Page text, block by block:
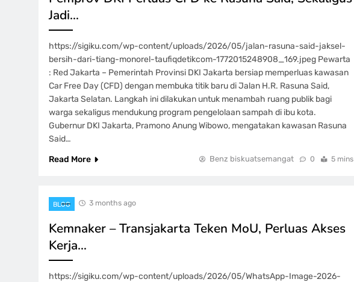
Jadi…
https://sigiku.com/wp-content/uploads/2026/05/jalan-rasuna-said-jaksel-
bersih-dari-tiang-monorel-taufiqdetikcom-1772015248908_169.jpeg Pewarta
: Red Jakarta – Pemerintah Provinsi DKI Jakarta bersiap memperluas kawasan
Car Free Day (CFD) dengan membuka titik baru di Jalan H.R. Rasuna Said,
Jakarta Selatan. Langkah ini dilakukan untuk menambah ruang publik bagi
warga sekaligus mendukung program pengelolaan sampah di ibu kota.
Gubernur DKI Jakarta, Pramono Anung Wibowo, mengatakan kawasan Rasuna
Said…
Read More
Benz biskuatsemangat 0 5 mins
BLOG 3 months ago
Kemnaker – Transjakarta Teken MoU, Perluas Akses
Kerja…
https://sigiku.com/wp-content/uploads/2026/05/WhatsApp-Image-2026-